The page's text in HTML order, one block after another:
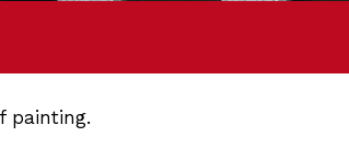
painting.